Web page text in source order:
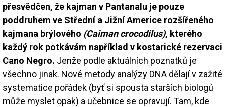
přesvědčen, že kajman v Pantanalu je pouze
poddruhem ve Střední a Jižní Americe rozšířeného
kajmana brýlového (Caiman crocodilus), kterého
každý rok potkávám například v kostarické rezervaci
Cano Negro. Jenže podle aktuálních poznatků je
všechno jinak. Nové metody analýzy DNA dělají v zažité
systematice pořádek (byť si spousta starších biologů
může myslet opak) a učebnice se opravují. Tam, kde